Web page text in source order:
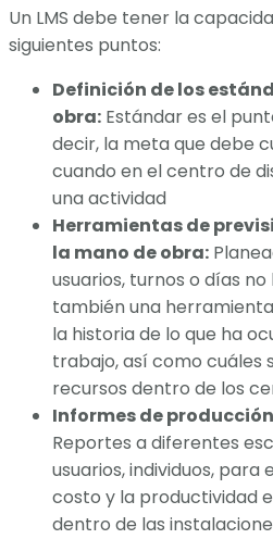
Un LMS debe tener la
siguientes puntos:
Definición de los
obra: Estándar es el
decir, la meta que debe
cuando en el centro de
una actividad
Herramientas de
la mano de obra:
usuarios, turnos o días
también una
la historia de lo que ha
trabajo, así como cuáles
recursos dentro de los
Informes de
Reportes a diferentes
usuarios, individuos, para
costo y la productividad
dentro de las